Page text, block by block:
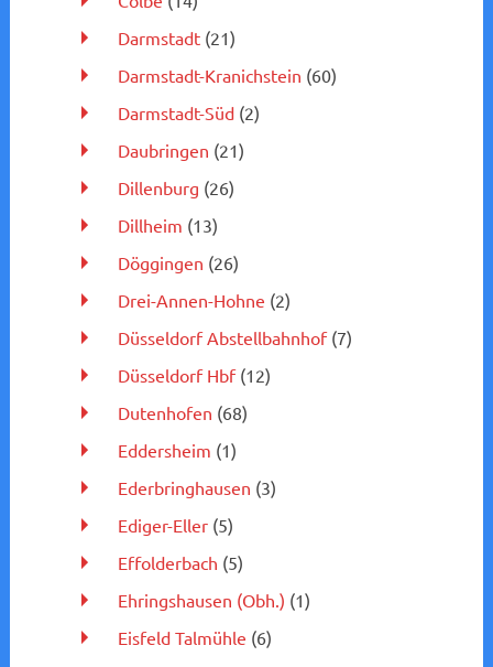
Darmstadt(21)
Darmstadt-Kranichstein (60)
Darmstadt-Süd(2)
Daubringen (21)
Dillenburg (26)
Dillheim (13)
Döggingen (26)
Drei-Annen-Hohne (2)
Düsseldorf Abstellbahnhof(7)
Düsseldorf Hbf(12)
Dutenhofen (68)
Eddersheim (1)
Ederbringhausen (3)
Ediger-Eller(5)
Effolderbach (5)
Ehringshausen (Obh.) (1)
Eisfeld Talmühle (6)